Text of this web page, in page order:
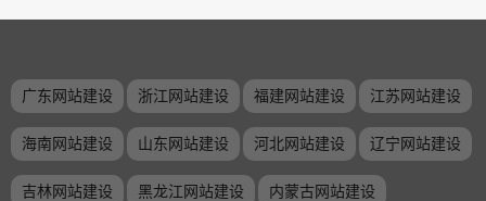
广东网站建设 浙江网站建设 福建网站建设 江苏网站建设
海南网站建设 山东网站建设 河北网站建设 辽宁网站建设
吉林网站建设 黑龙江网站建设 内蒙古网站建设